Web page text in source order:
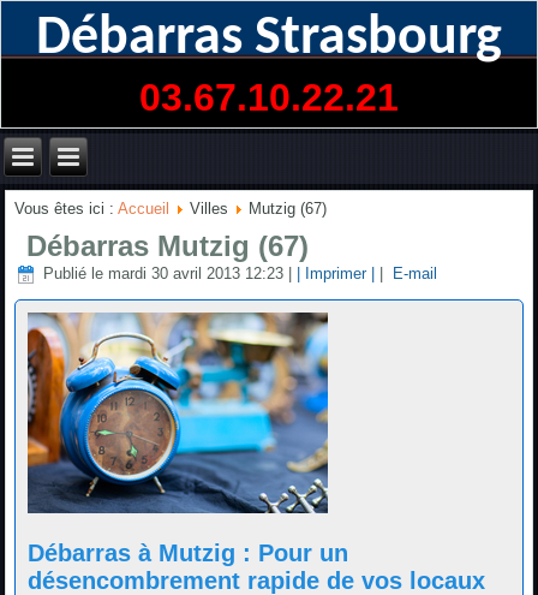
Débarras Strasbourg
03.67.10.22.21
Vous êtes ici :Accueil Villes Mutzig (67)
Débarras Mutzig (67)
Publié le mardi 30 avril 2013 12:23 | Imprimer | E-mail
Débarras à Mutzig : Pour un
désencombrement rapide de vos locaux